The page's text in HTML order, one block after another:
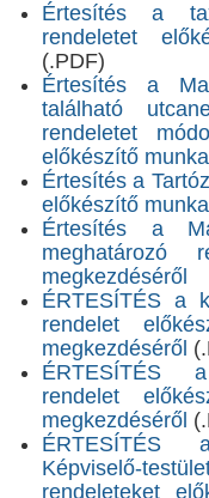
Értesítés a
rendeletet
(.PDF)
Értesítés a
található
rendeletet
előkészítő
Értesítés a
előkészítő
Értesítés a
meghatározó
megkezdéséről
ÉRTESÍTÉS a
rendelet
megkezdéséről
ÉRTESÍTÉS
rendelet
megkezdéséről
ÉRTESÍTÉS
Képviselő-
rendeleteket